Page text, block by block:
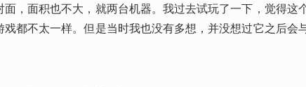
，面积也不大，就两台机器。我过去试玩了一下，觉得这
都不太一样。但是当时我也没有多想，并没想过它之后会